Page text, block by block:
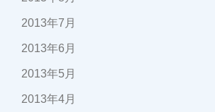
2013年7月
2013年6月
2013年5月
2013年4月